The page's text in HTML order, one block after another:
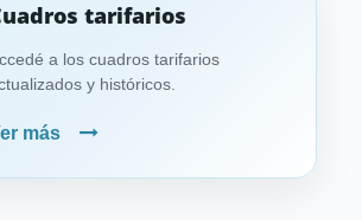
tarifarios
a los cuadros tarifarios
y históricos.
más